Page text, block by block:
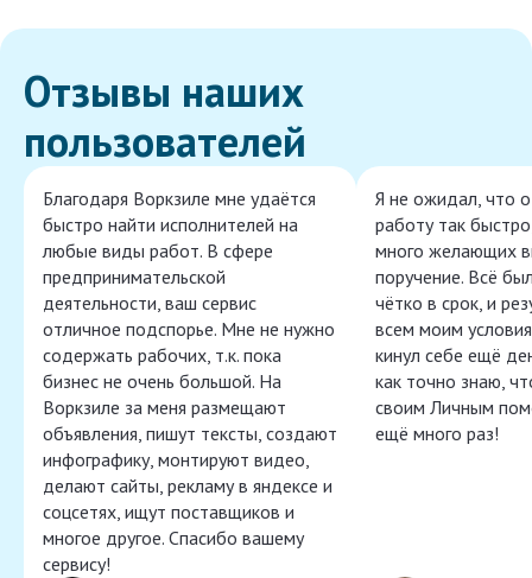
Отзывы наших
пользователей
Благодаря Воркзиле мне удаётся
быстро найти исполнителей на
любые виды работ. В сфере
предпринимательской
деятельности, ваш сервис
отличное подспорье. Мне не нужно
содержать рабочих, т.к. пока
бизнес не очень большой. На
Воркзиле за меня размещают
объявления, пишут тексты, создают
инфографику, монтируют видео,
делают сайты, рекламу в яндексе и
соцсетях, ищут поставщиков и
многое другое. Спасибо вашему
сервису!
Я не ожидал, что
работу так
много желающих
поручение. Всё
чётко в срок, и
всем моим
кинул себе ещё
как точно знаю,
своим Личным
ещё много раз!